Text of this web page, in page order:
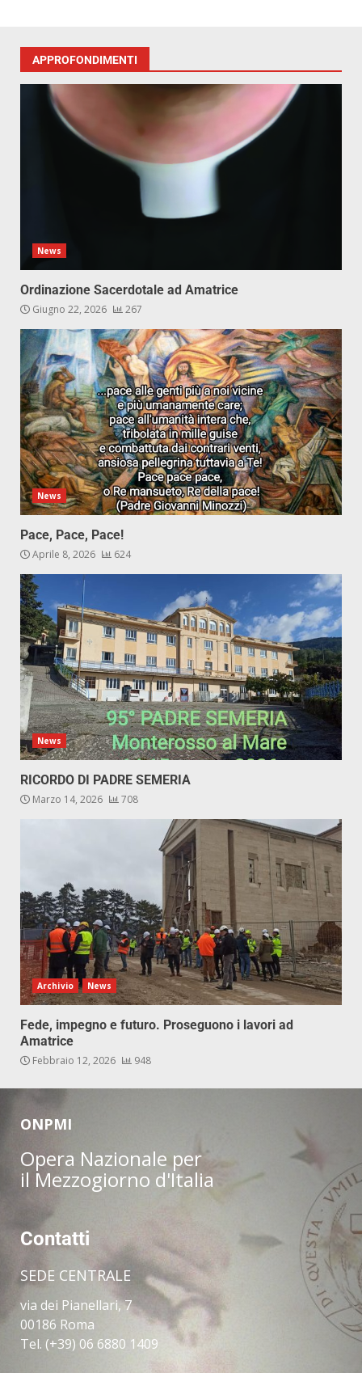
APPROFONDIMENTI
News
Ordinazione Sacerdotale ad Amatrice
Giugno 22, 2026 267
News
Pace, Pace, Pace!
Aprile 8, 2026 624
News
RICORDO DI PADRE SEMERIA
Marzo 14, 2026 708
Archivio News
Fede, impegno e futuro. Proseguono i lavori ad
Amatrice
Febbraio 12, 2026 948
ONPMI
Opera Nazionale per
il Mezzogiorno d'Italia
Contatti
SEDE CENTRALE
via dei Pianellari, 7
00186 Roma
Tel. (+39) 06 6880 1409